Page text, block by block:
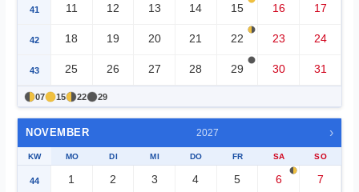
41 11 12 13 14 15 16 17
42 18 19 20 21 22 23 24
43 25 26 27 28 29 30 31
07 15 22 29
NOVEMBER 2027 ›
KW MO DI MI DO FR SA SO
44 1 2 3 4 5 6 7